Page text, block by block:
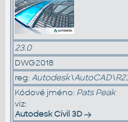
23.0
DWG2018
reg:
Kódové jméno: Pats Peak
viz:
Autodesk Civil 3D